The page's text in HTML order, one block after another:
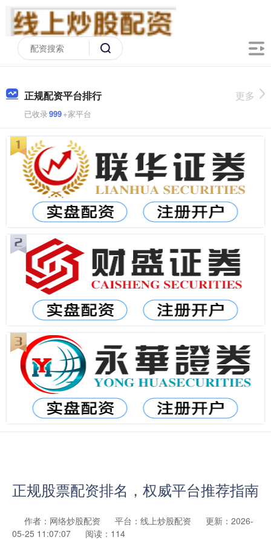
正规配资平台排行
已收录999+家平台
更多
正规股票配资排名，权威平台推荐指南
作者：网络炒股配资 平台：线上炒股配资
更新：2026-
05-25 11:07:07
阅读：114